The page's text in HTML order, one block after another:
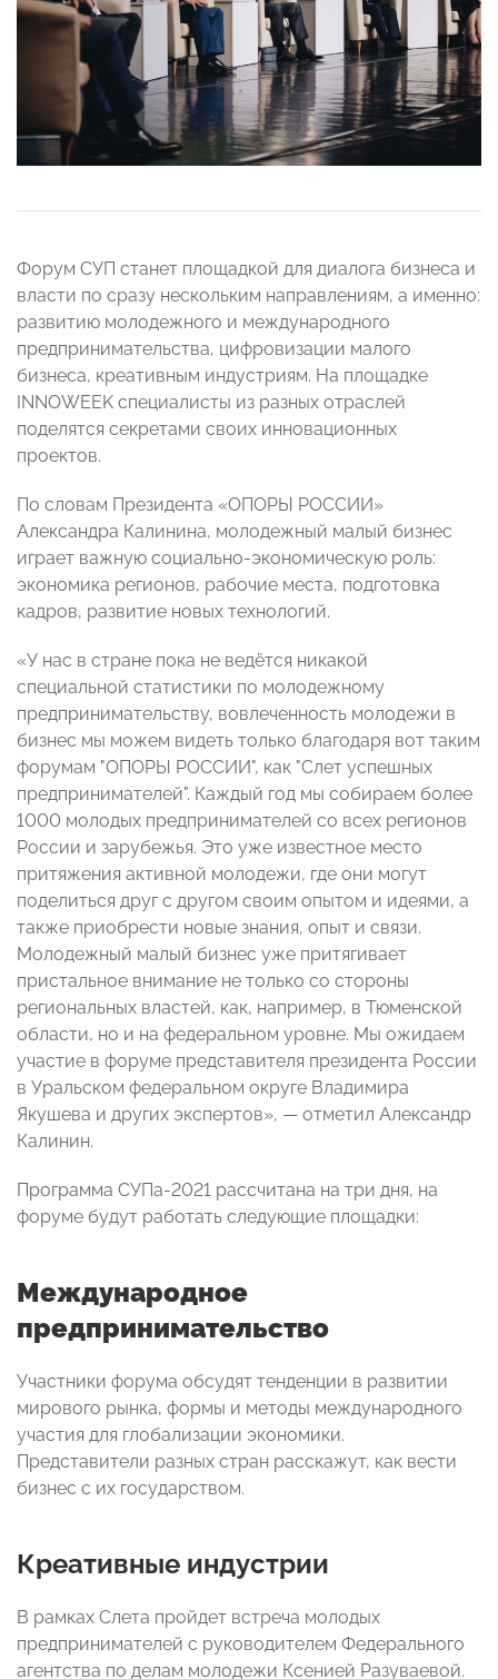
Форум СУП станет площадкой для диалога бизнеса и
власти по сразу нескольким направлениям, а именно:
развитию молодежного и международного
предпринимательства, цифровизации малого
бизнеса, креативным индустриям. На площадке
INNOWEEK специалисты из разных отраслей
поделятся секретами своих инновационных
проектов.
По словам Президента «ОПОРЫ РОССИИ»
Александра Калинина, молодежный малый бизнес
играет важную социально-экономическую роль:
экономика регионов, рабочие места, подготовка
кадров, развитие новых технологий.
«У нас в стране пока не ведётся никакой
специальной статистики по молодежному
предпринимательству, вовлеченность молодежи в
бизнес мы можем видеть только благодаря вот таким
форумам "ОПОРЫ РОССИИ", как "Слет успешных
предпринимателей". Каждый год мы собираем более
1000 молодых предпринимателей со всех регионов
России и зарубежья. Это уже известное место
притяжения активной молодежи, где они могут
поделиться друг с другом своим опытом и идеями, а
также приобрести новые знания, опыт и связи.
Молодежный малый бизнес уже притягивает
пристальное внимание не только со стороны
региональных властей, как, например, в Тюменской
области, но и на федеральном уровне. Мы ожидаем
участие в форуме представителя президента России
в Уральском федеральном округе Владимира
Якушева и других экспертов», — отметил Александр
Калинин.
Программа СУПа-2021 рассчитана на три дня, на
форуме будут работать следующие площадки:
Международное
предпринимательство
Участники форума обсудят тенденции в развитии
мирового рынка, формы и методы международного
участия для глобализации экономики.
Представители разных стран расскажут, как вести
бизнес с их государством.
Креативные индустрии
В рамках Слета пройдет встреча молодых
предпринимателей с руководителем Федерального
агентства по делам молодежи Ксенией Разуваевой.